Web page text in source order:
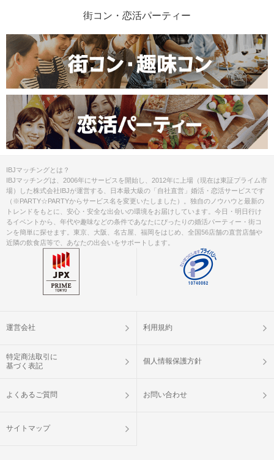
街コン・恋活パーティー
IBJマッチングとは？
IBJマッチングは、2006年にサービスを開始し、2012年に上場（現在は東証プライム市
場）した株式会社IBJが運営する、日本最大級の「自社直営」婚活・恋活サービスです
（※PARTY☆PARTYからサービス名を変更いたしました）。独自のノウハウと最新の
トレンドをもとに、安心・安全な出会いの環境をお届けしています。今日・明日行け
るイベントから、年代や趣味などの条件であなたにぴったりの婚活パーティー・街コ
ンを簡単に探せます。東京、大阪、名古屋、福岡をはじめ、全国56店舗の直営店舗や
近隣の飲食店等で、あなたの出会いをサポートします。
運営会社 利用規約
特定商法取引に
基づく表記
個人情報保護方針
よくあるご質問 お問い合わせ
サイトマップ